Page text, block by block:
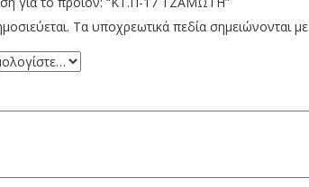
Τα υποχρεωτικά πεδία σημειώνονται με